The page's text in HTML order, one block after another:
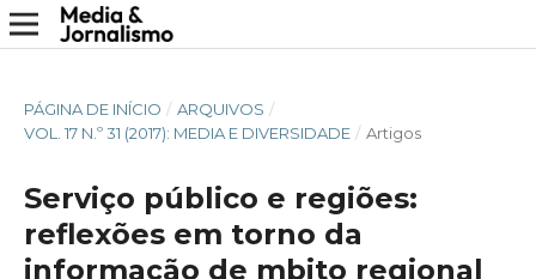
PÁGINA DE INÍCIO / ARQUIVOS /
VOL. 17 N.º 31 (2017): MEDIA E DIVERSIDADE / Artigos
Serviço público e regiões:
reflexões em torno da
informação de mbito regional